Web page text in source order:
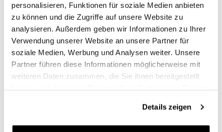
personalisieren, Funktionen für soziale Medien anbieten
zu können und die Zugriffe auf unsere Website zu
analysieren. Außerdem geben wir Informationen zu Ihrer
Verwendung unserer Website an unsere Partner für
soziale Medien, Werbung und Analysen weiter. Unsere
Partner führen diese Informationen möglicherweise mit
weiteren Daten zusammen, die Sie ihnen bereitgestellt
Details zeigen
BEWERTUNGEN
Um eine Bewertung zu.
Condividi Rezension Schreiben
PRODUKTE, DIE SIE INTERESSIEREN KÖNNTEN